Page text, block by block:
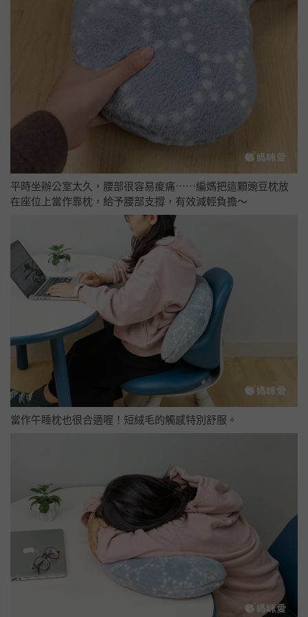
平時坐辦公室太久，腰部很容易痠痛⋯⋯編媽把這顆豌豆枕放
在座位上當作靠枕，給予腰部支撐，有效減輕負擔～
當作午睡枕也很合適喔！短絨毛的觸感特別舒服。